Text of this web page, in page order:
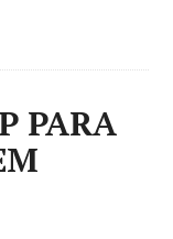
PARA